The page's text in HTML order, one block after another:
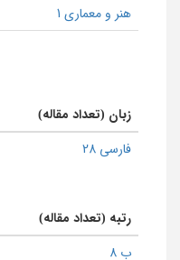
هنر و معماری 1
زبان (تعداد مقاله)
فارسی 28
رتبه (تعداد مقاله)
ب 8